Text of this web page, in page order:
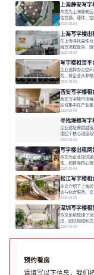
上海静安写字
本文为上海静安
估交通、硬件、
出打破固定工位
以说明。之后指
价值、助力企业
2026-08-04
上海写字楼出
在上海寻找高性
租赁流程复杂、
为例，其提供从
业应明确自身需
空间，对于企业
2026-08-04
写字楼租赁平
企业选择办公空
务，将企业从非
接；签约后则需
与个性化运营结
力转变。在为企
2026-08-04
西安写字楼租
西安写字楼市场
区域集中在产业
性与员工体验，
长，推动市场向
一现象引发了的
2026-08-04
寻找理想写字
企业选址需超越
理四个核心维度
套服务及社群资
言，寻找一处合
更直接影响着企
2026-08-04
写字楼出租网
本文为企业提供
性、预算等核心
区产业生态与交
进行线下实地验
数字化时代，写字
2026-08-04
松江写字楼租
本文介绍了上海
态与综合服务。
空间。之后，以
求与长期价值，
解该区域的写字
2026-08-03
深圳写字楼租
本文系统梳理了
段、团队规模和
新活力强，前海
款。选址是综合
2026-08-03
预约看房
请填写以下信息，我们